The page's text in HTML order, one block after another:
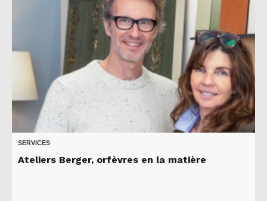
SERVICES
Ateliers Berger, orfèvres en la matière